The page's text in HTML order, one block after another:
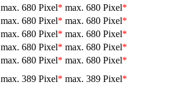
max. 680 Pixel* max. 680 Pixel*
max. 680 Pixel* max. 680 Pixel*
max. 680 Pixel* max. 680 Pixel*
max. 680 Pixel* max. 680 Pixel*
max. 680 Pixel* max. 680 Pixel*
max. 389 Pixel* max. 389 Pixel*